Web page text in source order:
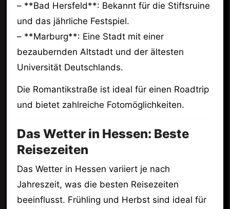
– **Bad Hersfeld**: Bekannt für die Stiftsruine
und das jährliche Festspiel.
– **Marburg**: Eine Stadt mit einer
bezaubernden Altstadt und der ältesten
Universität Deutschlands.
Die Romantikstraße ist ideal für einen Roadtrip
und bietet zahlreiche Fotomöglichkeiten.
Das Wetter in Hessen: Beste
Reisezeiten
Das Wetter in Hessen variiert je nach
Jahreszeit, was die besten Reisezeiten
beeinflusst. Frühling und Herbst sind ideal für